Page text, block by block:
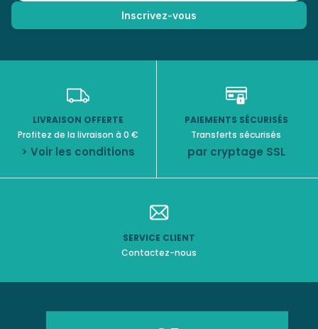
LIVRAISON OFFERTE
Profitez de la livraison à 0 €
> Voir les conditions
PAIEMENTS SÉCURISÉS
Transferts sécurisés
par cryptage SSL
SERVICE CLIENT
Contactez-nous